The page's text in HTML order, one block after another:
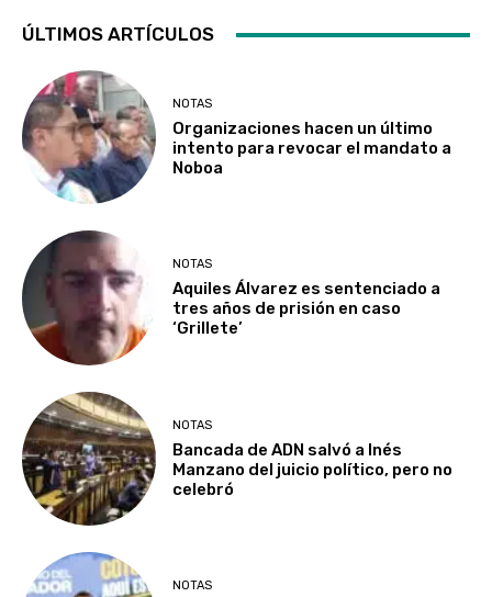
ÚLTIMOS ARTÍCULOS
NOTAS
Organizaciones hacen un último
intento para revocar el mandato a
Noboa
NOTAS
Aquiles Álvarez es sentenciado a
tres años de prisión en caso
‘Grillete’
NOTAS
Bancada de ADN salvó a Inés
Manzano del juicio político, pero no
celebró
NOTAS